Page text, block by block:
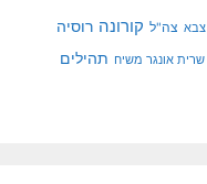
צבא צה"ל קורונה רוסיה
שרית אונגר משיח תהילים